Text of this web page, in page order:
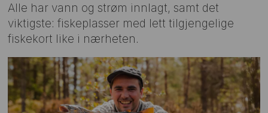
Alle har vann og strøm innlagt, samt det
viktigste: fiskeplasser med lett tilgjengelige
fiskekort like i nærheten.